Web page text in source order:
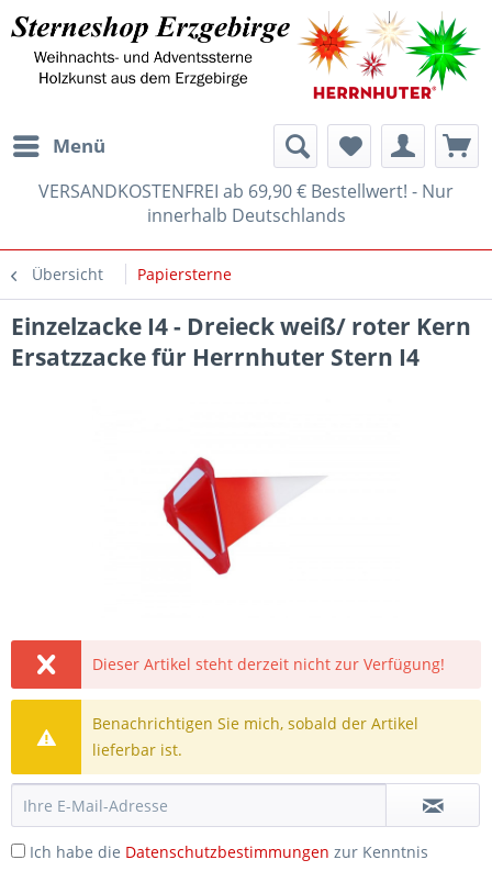
Menü
VERSANDKOSTENFREI ab 69,90 € Bestellwert! - Nur
innerhalb Deutschlands
Übersicht Papiersterne
Einzelzacke I4 - Dreieck weiß/ roter Kern
Ersatzzacke für Herrnhuter Stern I4
Dieser Artikel steht derzeit nicht zur Verfügung!
Benachrichtigen Sie mich, sobald der Artikel
lieferbar ist.
Ich habe die Datenschutzbestimmungen zur Kenntnis